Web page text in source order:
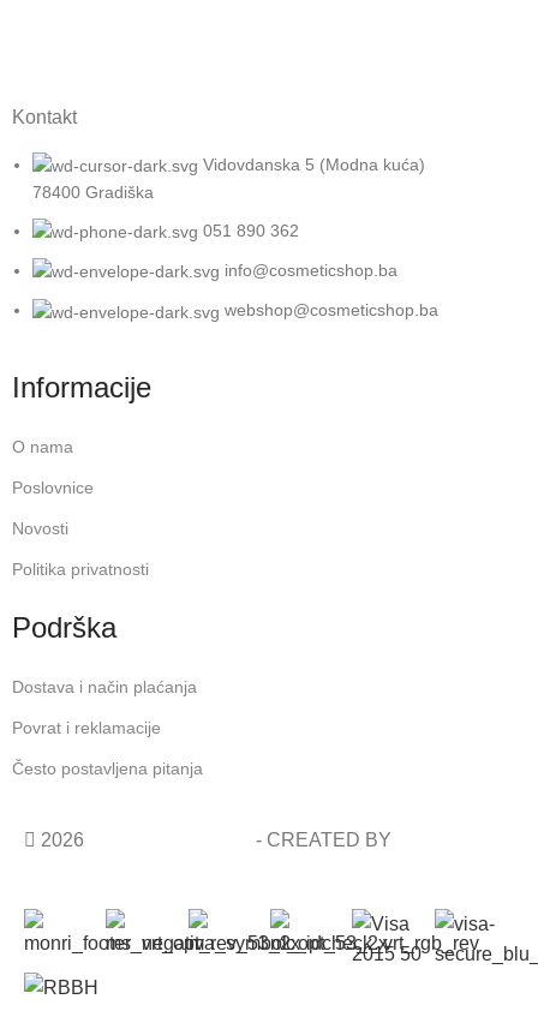
Kontakt
Vidovdanska 5 (Modna kuća)
78400 Gradiška
051 890 362
info@cosmeticshop.ba
webshop@cosmeticshop.ba
Informacije
O nama
Poslovnice
Novosti
Politika privatnosti
Podrška
Dostava i način plaćanja
Povrat i reklamacije
Često postavljena pitanja
2026 COSMETIC SHOP- CREATED BY